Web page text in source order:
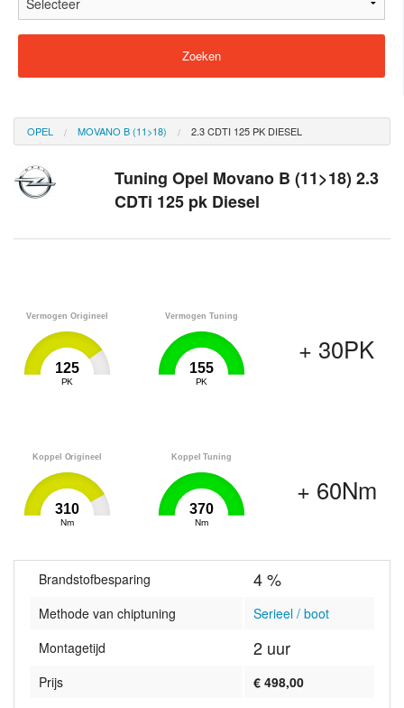
OPEL MOVANO B (11>18) 2.3 CDTI 125 PK DIESEL
Tuning Opel Movano B (11>18) 2.3
CDTi 125 pk Diesel
Vermogen Origineel
125
PK
Vermogen Tuning
155
PK
+ 30PK
Koppel Origineel
310
Nm
Koppel Tuning
370
Nm
+ 60Nm
Brandstofbesparing 4 %
Methode van chiptuning
Serieel / boot
Montagetijd
2 uur
Prijs
€ 498,00